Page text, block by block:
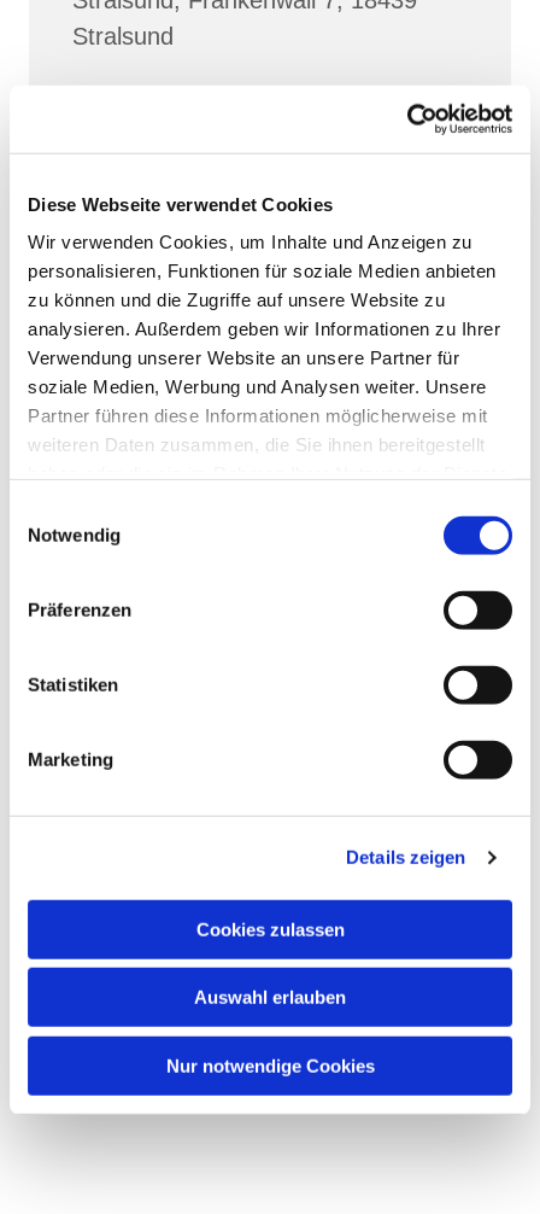
Diese Webseite verwendet Cookies
Wir verwenden Cookies, um Inhalte und Anzeigen zu
personalisieren, Funktionen für soziale Medien anbieten
zu können und die Zugriffe auf unsere Website zu
analysieren. Außerdem geben wir Informationen zu Ihrer
Verwendung unserer Website an unsere Partner für
soziale Medien, Werbung und Analysen weiter. Unsere
Partner führen diese Informationen möglicherweise mit
weiteren Daten zusammen, die Sie ihnen bereitgestellt
Notwendig
Präferenzen
Statistiken
Marketing
Details zeigen
Cookies zulassen
Auswahl erlauben
Nur notwendige Cookies
Stralsund
Lesehore
und die Laudes
. Dazu hören wir das
stiller Meditation.
ZumMitbetenempfehlen wirstundengebet.de
das auch als kostenloseAndroid- undiOS-App
zur Verfügung steht.
Dies könnte Sie auch
interessieren